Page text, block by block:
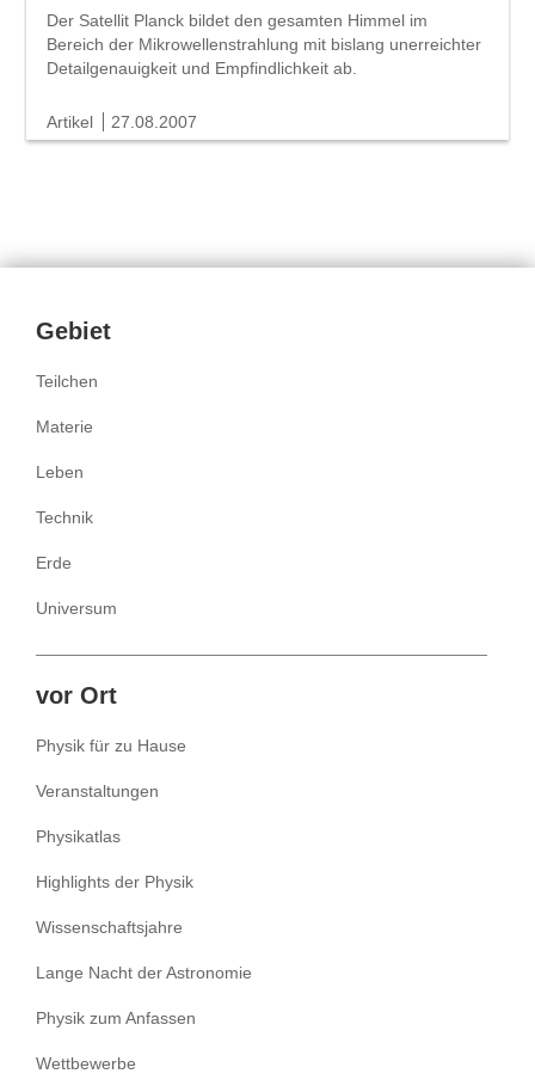
Der Satellit Planck bildet den gesamten Himmel im
Bereich der Mikro­wellen­strahlung mit bislang unerreichter
Detail­genauig­keit und Em­pfindlich­keit ab.
Artikel 27.08.2007
Inhalte
Gebiet
Teilchen
Materie
Leben
Technik
Erde
Universum
vor Ort
Physik für zu Hause
Veranstaltungen
Physikatlas
Highlights der Physik
Wissenschaftsjahre
Lange Nacht der Astronomie
Physik zum Anfassen
Wettbewerbe